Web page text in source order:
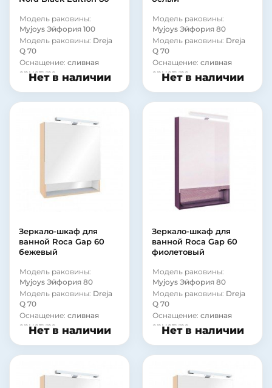
Модель раковины:
Myjoys Эйфория 100
Модель раковины: Dreja
Q 70
Оснащение: сливная
арматура
Нет в наличии
Модель раковины:
Myjoys Эйфория 80
Модель раковины: Dreja
Q 70
Оснащение: сливная
арматура
Нет в наличии
Зеркало-шкаф для
ванной Roca Gap 60
бежевый
Модель раковины:
Myjoys Эйфория 80
Модель раковины: Dreja
Q 70
Оснащение: сливная
арматура
Нет в наличии
Зеркало-шкаф для
ванной Roca Gap 60
фиолетовый
Модель раковины:
Myjoys Эйфория 80
Модель раковины: Dreja
Q 70
Оснащение: сливная
арматура
Нет в наличии